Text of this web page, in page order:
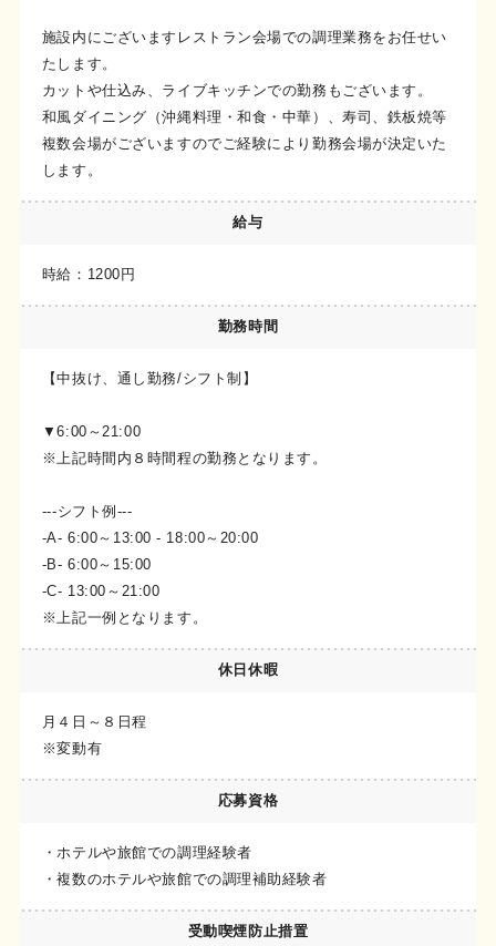
施設内にございますレストラン会場での調理業務をお任せい
たします。
カットや仕込み、ライブキッチンでの勤務もございます。
和風ダイニング（沖縄料理・和食・中華）、寿司、鉄板焼等
複数会場がございますのでご経験により勤務会場が決定いた
します。
給与
時給：1200円
勤務時間
【中抜け、通し勤務/シフト制】
▼6:00～21:00
※上記時間内８時間程の勤務となります。
---シフト例---
-A- 6:00～13:00 - 18:00～20:00
-B- 6:00～15:00
-C- 13:00～21:00
※上記一例となります。
休日休暇
月４日～８日程
※変動有
応募資格
・ホテルや旅館での調理経験者
・複数のホテルや旅館での調理補助経験者
受動喫煙 防止措置